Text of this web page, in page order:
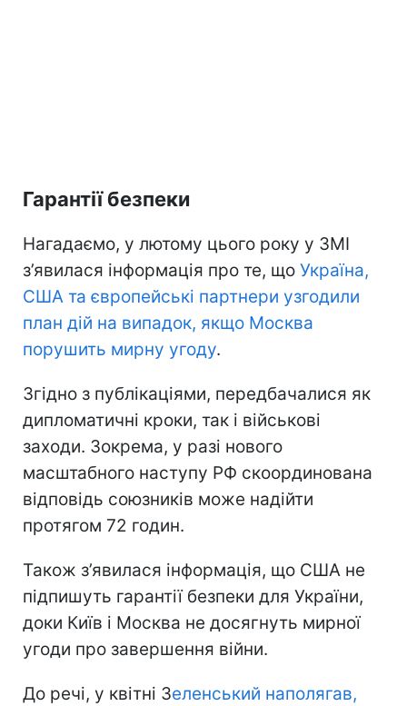
Гарантії безпеки
Нагадаємо, у лютому цього року у ЗМІ
з’явилася інформація про те, що Україна,
США та європейські партнери узгодили
план дій на випадок, якщо Москва
порушить мирну угоду.
Згідно з публікаціями, передбачалися як
дипломатичні кроки, так і військові
заходи. Зокрема, у разі нового
масштабного наступу РФ скоординована
відповідь союзників може надійти
протягом 72 годин.
Також з’явилася інформація, що США не
підпишуть гарантії безпеки для України,
доки Київ і Москва не досягнуть мирної
угоди про завершення війни.
До речі, у квітні Зеленський наполягав,